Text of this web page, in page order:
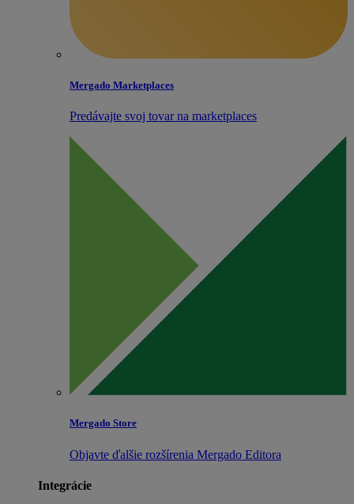
Mergado Marketplaces
Predávajte svoj tovar na marketplaces
Mergado Store
Objavte ďalšie rozšírenia Mergado Editora
Integrácie